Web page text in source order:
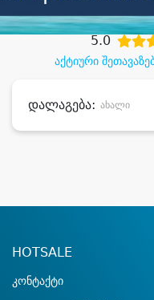
აქტიური
5.0
დალაგება: ახალი
HOTSALE
კონტაქტი